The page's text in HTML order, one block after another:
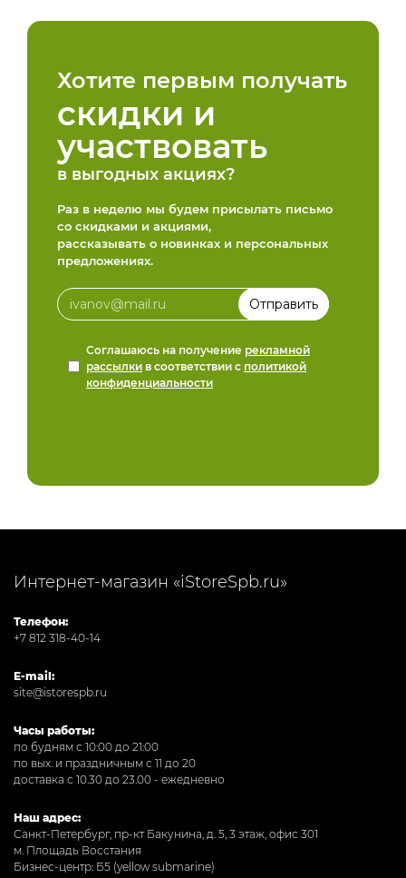
Хотите первым получать
скидки и
участвовать
в выгодных акциях?
Раз в неделю мы будем присылать письмо
со скидками и акциями,
рассказывать о новинках и персональных
предложениях.
Соглашаюсь на получение рекламной
рассылки в соответствии с политикой
конфиденциальности
Интернет-магазин «iStoreSpb.ru»
Телефон:
+7 812 318-40-14
E-mail:
site@istorespb.ru
Часы работы:
по будням с 10:00 до 21:00
по вых. и праздничным с 11 до 20
доставка с 10.30 до 23.00 - ежедневно
Наш адрес:
Санкт-Петербург, пр-кт Бакунина, д. 5, 3 этаж, офис 301
м. Площадь Восстания
Бизнес-центр: Б5 (yellow submarine)